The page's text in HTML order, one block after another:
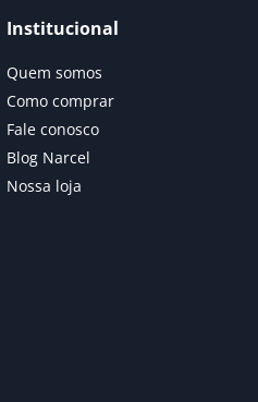
Institucional
Quem somos
Como comprar
Fale conosco
Blog Narcel
Nossa loja